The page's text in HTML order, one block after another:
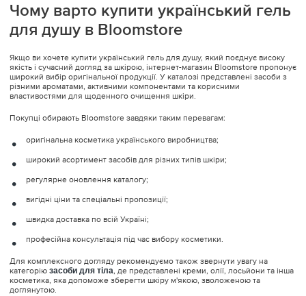
Чому варто купити український гель
для душу в Bloomstore
Якщо ви хочете купити український гель для душу, який поєднує високу
якість і сучасний догляд за шкірою, інтернет-магазин Bloomstore пропонує
широкий вибір оригінальної продукції. У каталозі представлені засоби з
різними ароматами, активними компонентами та корисними
властивостями для щоденного очищення шкіри.
Покупці обирають Bloomstore завдяки таким перевагам:
оригінальна косметика українського виробництва;
широкий асортимент засобів для різних типів шкіри;
регулярне оновлення каталогу;
вигідні ціни та спеціальні пропозиції;
швидка доставка по всій Україні;
професійна консультація під час вибору косметики.
Для комплексного догляду рекомендуємо також звернути увагу на
категорію засоби для тіла, де представлені креми, олії, лосьйони та інша
косметика, яка допоможе зберегти шкіру м'якою, зволоженою та
доглянутою.